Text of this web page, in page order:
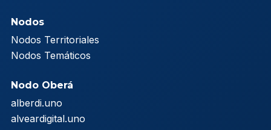
Nodos
Nodos Territoriales
Nodos Temáticos
Nodo Oberá
alberdi.uno
alveardigital.uno